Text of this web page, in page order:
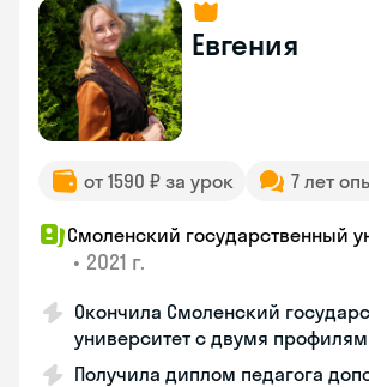
Евгения
от 1590 ₽ за урок 7 лет
Смоленский государственный
• 2021 г.
Окончила Смоленский
университет с двумя
Получила диплом педагога